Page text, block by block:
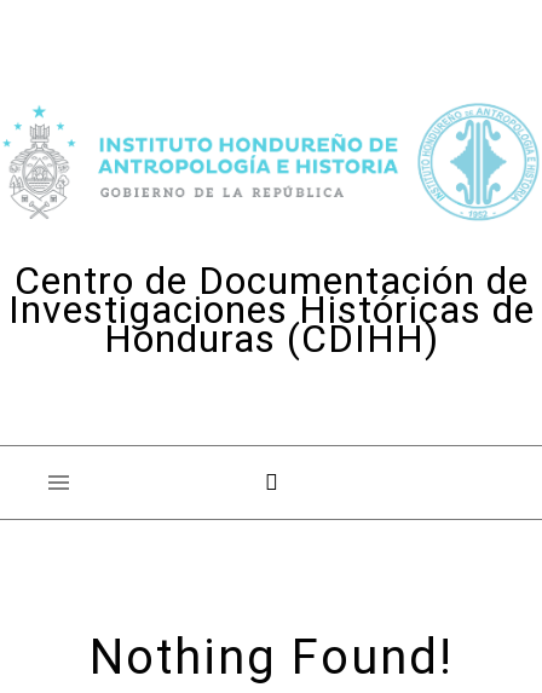
Centro de Documentación de
Investigaciones Históricas de
Honduras (CDIHH)
Nothing Found!